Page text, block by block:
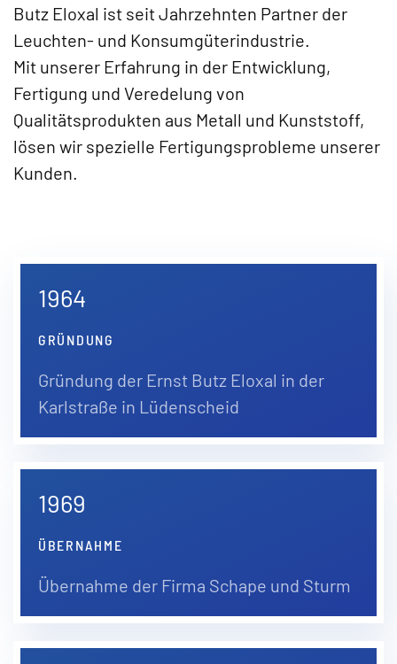
Butz Eloxal ist seit Jahrzehnten Partner der
Leuchten- und Konsumgüterindustrie.
Mit unserer Erfahrung in der Entwicklung,
Fertigung und Veredelung von
Qualitätsprodukten aus Metall und Kunststoff,
lösen wir spezielle Fertigungsprobleme unserer
Kunden.
1964
GRÜNDUNG
Gründung der Ernst Butz Eloxal in der
Karlstraße in Lüdenscheid
1969
ÜBERNAHME
Übernahme der Firma Schape und Sturm